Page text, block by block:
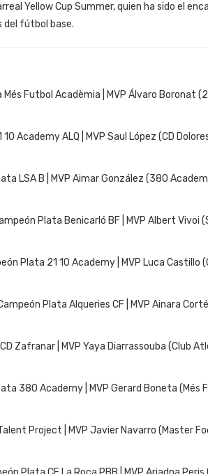
Yellow Cup Summer, quien ha sido el
del fútbol base.
Futbol Acadèmia | MVP Álvaro Boronat
Academy ALQ | MVP Saul López (CD
LSA B | MVP Aimar González (380
Plata Benicarló BF | MVP Albert Vivoi
Plata 21 10 Academy | MVP Luca Castillo
Plata Alqueries CF | MVP Ainara
Zafranar | MVP Yaya Diarrassouba (Club
380 Academy | MVP Gerard Boneta (Més
Project | MVP Javier Navarro (Master